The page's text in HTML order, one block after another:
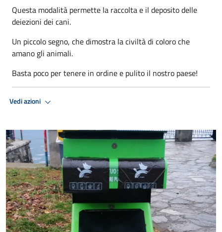
Questa modalità permette la raccolta e il deposito delle
deiezioni dei cani.
Un piccolo segno, che dimostra la civiltà di coloro che
amano gli animali.
Basta poco per tenere in ordine e pulito il nostro paese!
Vedi azioni